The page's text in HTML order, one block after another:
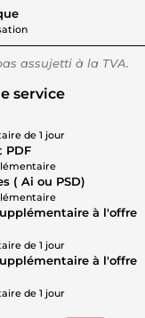
pour 34,68 $US
assujetti à la TVA.
service
de 1 jour
PDF
( Ai ou PSD)
à l'offre
de 1 jour
à l'offre
de 1 jour